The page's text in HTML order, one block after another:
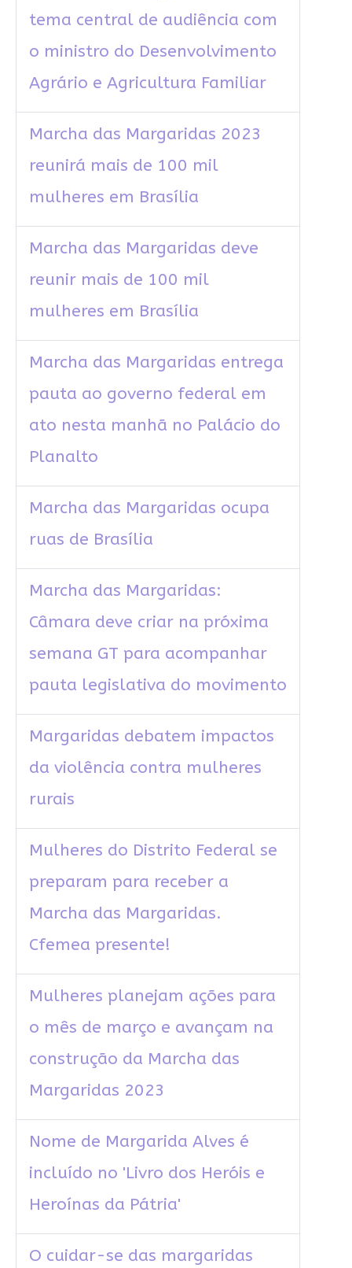
tema central de audiência com
o ministro do Desenvolvimento
Agrário e Agricultura Familiar
Marcha das Margaridas 2023
reunirá mais de 100 mil
mulheres em Brasília
Marcha das Margaridas deve
reunir mais de 100 mil
mulheres em Brasília
Marcha das Margaridas entrega
pauta ao governo federal em
ato nesta manhã no Palácio do
Planalto
Marcha das Margaridas ocupa
ruas de Brasília
Marcha das Margaridas:
Câmara deve criar na próxima
semana GT para acompanhar
pauta legislativa do movimento
Margaridas debatem impactos
da violência contra mulheres
rurais
Mulheres do Distrito Federal se
preparam para receber a
Marcha das Margaridas.
Cfemea presente!
Mulheres planejam ações para
o mês de março e avançam na
construção da Marcha das
Margaridas 2023
Nome de Margarida Alves é
incluído no 'Livro dos Heróis e
Heroínas da Pátria'
O cuidar-se das margaridas